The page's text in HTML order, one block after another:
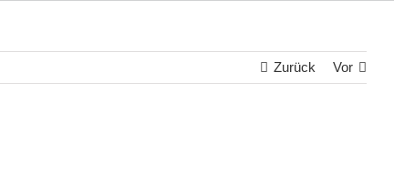
Zurück Vor